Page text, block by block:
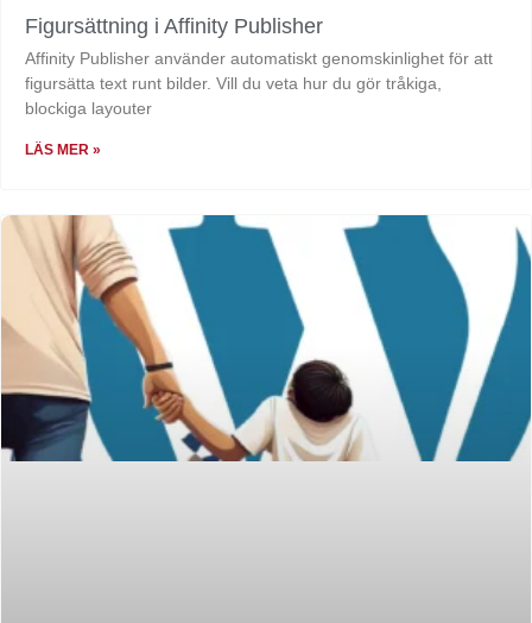
Figursättning i Affinity Publisher
Affinity Publisher använder automatiskt genomskinlighet för att
figursätta text runt bilder. Vill du veta hur du gör tråkiga,
blockiga layouter
LÄS MER »